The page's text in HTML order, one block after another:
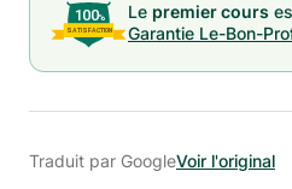
Le premier cours
Garantie Le-Bon-
Traduit par GoogleVoir l'original